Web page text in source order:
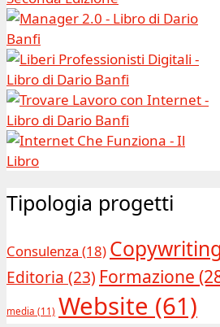
Tipologia progetti
Consulenza (18) Copywriting
Editoria (23) Formazione
media (11) Website (61)